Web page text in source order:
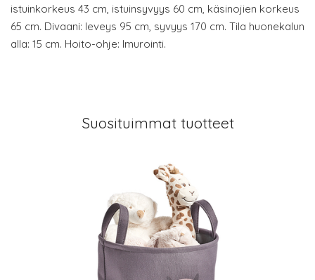
istuinkorkeus 43 cm, istuinsyvyys 60 cm, käsinojien korkeus
65 cm. Divaani: leveys 95 cm, syvyys 170 cm. Tila huonekalun
alla: 15 cm. Hoito-ohje: Imurointi.
Suosituimmat tuotteet